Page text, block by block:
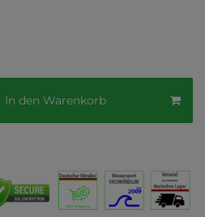
In den Warenkorb